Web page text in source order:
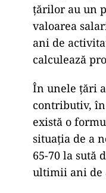
țărilor au un
valoarea
ani de
calculează
În unele țări
contributiv,
există o
situația de a
65-70 la sută
ultimii ani de